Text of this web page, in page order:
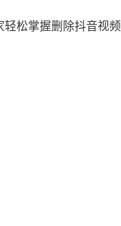
松掌握删除抖音视频